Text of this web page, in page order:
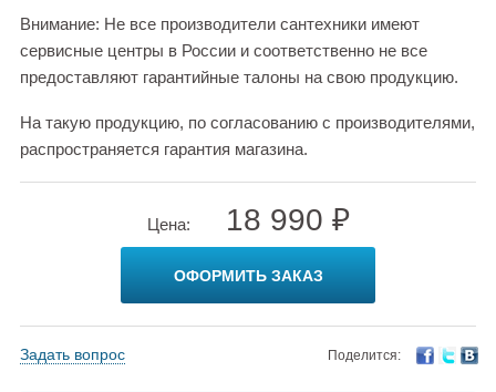
Внимание: Не все производители сантехники имеют
сервисные центры в России и соответственно не все
предоставляют гарантийные талоны на свою продукцию.
На такую продукцию, по согласованию с производителями,
распространяется гарантия магазина.
Цена: 18 990 ₽
ОФОРМИТЬ ЗАКАЗ
Задать вопрос Поделится: